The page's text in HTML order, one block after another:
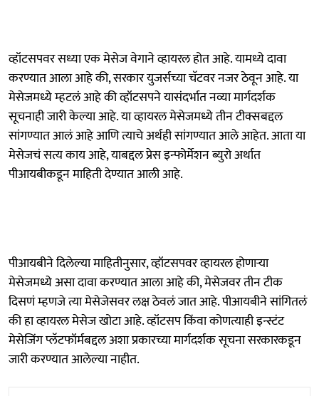
व्हॉटसपवर सध्या एक मेसेज वेगाने व्हायरल होत आहे. यामध्ये दावा
करण्यात आला आहे की, सरकार युजर्सच्या चॅटवर नजर ठेवून आहे. या
मेसेजमध्ये म्हटलं आहे की व्हॉटसपने यासंदर्भात नव्या मार्गदर्शक
सूचनाही जारी केल्या आहे. या व्हायरल मेसेजमध्ये तीन टीक्सबद्दल
सांगण्यात आलं आहे आणि त्याचे अर्थही सांगण्यात आले आहेत. आता या
मेसेजचं सत्य काय आहे, याबद्दल प्रेस इन्फोर्मेशन ब्युरो अर्थात
पीआयबीकडून माहिती देण्यात आली आहे.
पीआयबीने दिलेल्या माहितीनुसार, व्हॉटसपवर व्हायरल होणाऱ्या
मेसेजमध्ये असा दावा करण्यात आला आहे की, मेसेजवर तीन टीक
दिसणं म्हणजे त्या मेसेजेसवर लक्ष ठेवलं जात आहे. पीआयबीने सांगितलं
की हा व्हायरल मेसेज खोटा आहे. व्हॉटसप किंवा कोणत्याही इन्स्टंट
मेसेजिंग प्लॅटफॉर्मबद्दल अशा प्रकारच्या मार्गदर्शक सूचना सरकारकडून
जारी करण्यात आलेल्या नाहीत.